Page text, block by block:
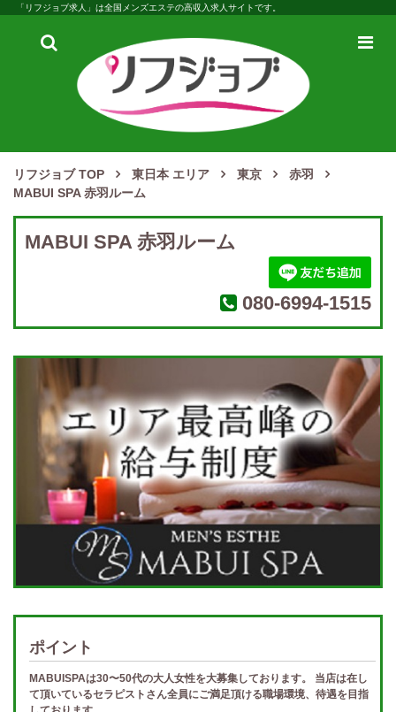
「リフジョブ求人」は全国メンズエステの高収入求人サイトです。
検
メ
リフジョブ TOP 東日本 エリア 東京
赤羽
MABUI SPA 赤羽ルーム
MABUI SPA 赤羽ルーム
080-6994-1515
ポイント
MABUISPAは30〜50代の大人女性を大募集しております。 当店は在し
て頂いているセラピストさん全員にご満足頂ける職場環境、待遇を目指